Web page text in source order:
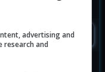
advertising and
research and